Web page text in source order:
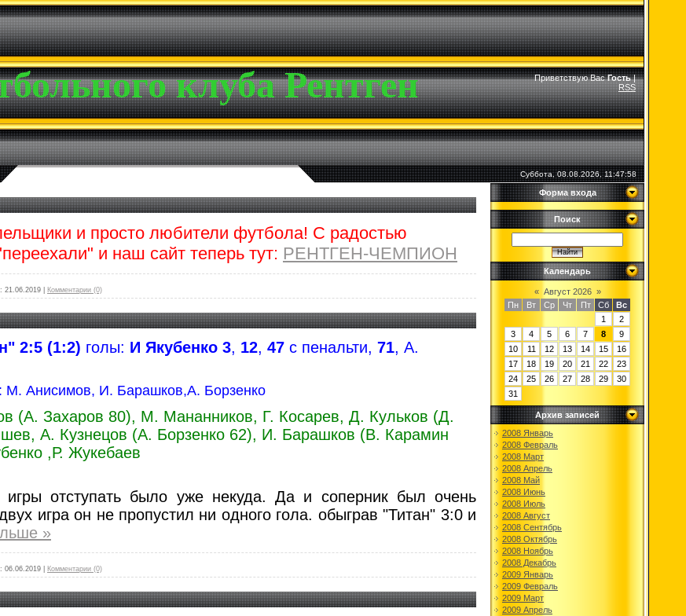
клуба Рентген
Приветствую Вас Гость|
RSS
Суббота, 08.08.2026, 11:47:58
и просто любители футбола! С радостью
и наш сайт теперь тут: РЕНТГЕН-ЧЕМПИОН
21.06.2019 Комментарии (0)
2:5 (1:2) голы: И Якубенко 3, 12, 47 с пенальти, 71, А.
М. Анисимов, И. Барашков,А. Борзенко
(А. Захаров 80), М. Мананников, Г. Косарев, Д. Кульков (Д.
А. Кузнецов (А. Борзенко 62), И. Барашков (В. Карамин
,Р. Жукебаев
отступать было уже некуда. Да и соперник был очень
игра он не пропустил ни одного гола. обыграв "Титан" 3:0 и
»
06.06.2019 Комментарии (0)
Форма входа
Поиск
Календарь
« Август 2026 »
Пн
Вт Ср Чт Пт Сб
Вс
1
2
3
4 5 6 7 8
9
10
11 12 13 14 15
16
17
18 19 20 21 22
23
24
25 26 27 28 29
30
31
Архив записей
2008 Январь
2008 Февраль
2008 Март
2008 Апрель
2008 Май
2008 Июнь
2008 Июль
2008 Август
2008 Сентябрь
2008 Октябрь
2008 Ноябрь
2008 Декабрь
2009 Январь
2009 Февраль
2009 Март
2009 Апрель